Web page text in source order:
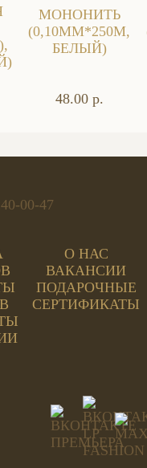
МОНОНИТЬ
(0,10ММ*250М,
БЕЛЫЙ)
48.00 р.
00-47
О НАС
ВАКАНСИИ
ПОДАРОЧНЫЕ
СЕРТИФИКАТЫ